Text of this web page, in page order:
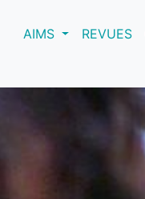
AIMS(current)REVUES